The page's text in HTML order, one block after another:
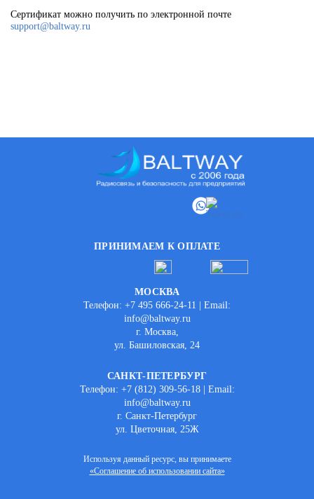
Сертификат можно получить по электронной почте
support@baltway.ru
ПРИНИМАЕМ К ОПЛАТЕ
МОСКВА
Телефон: +7 495 666-24-11 | Email:
info@baltway.ru
г. Москва,
ул. Башиловская, 24
САНКТ-ПЕТЕРБУРГ
Телефон: +7 (812) 309-56-18 | Email:
info@baltway.ru
г. Санкт-Петербург
ул. Цветочная, 25Ж
Используя данный ресурс, вы принимаете
«Соглашение об использовании сайта»